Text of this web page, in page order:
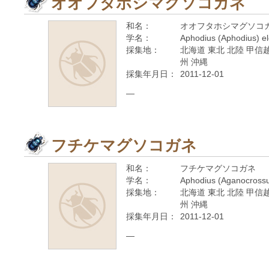
和名：
オオフタホシマグソコ
学名：
Aphodius (Aphodius)
採集地：
北海道 東北 北陸 甲信
州 沖縄
採集年月日：
2011-12-01
—
フチケマグソコガネ
和名：
フチケマグソコガネ
学名：
Aphodius
採集地：
北海道 東北 北陸 甲信
州 沖縄
採集年月日：
2011-12-01
—